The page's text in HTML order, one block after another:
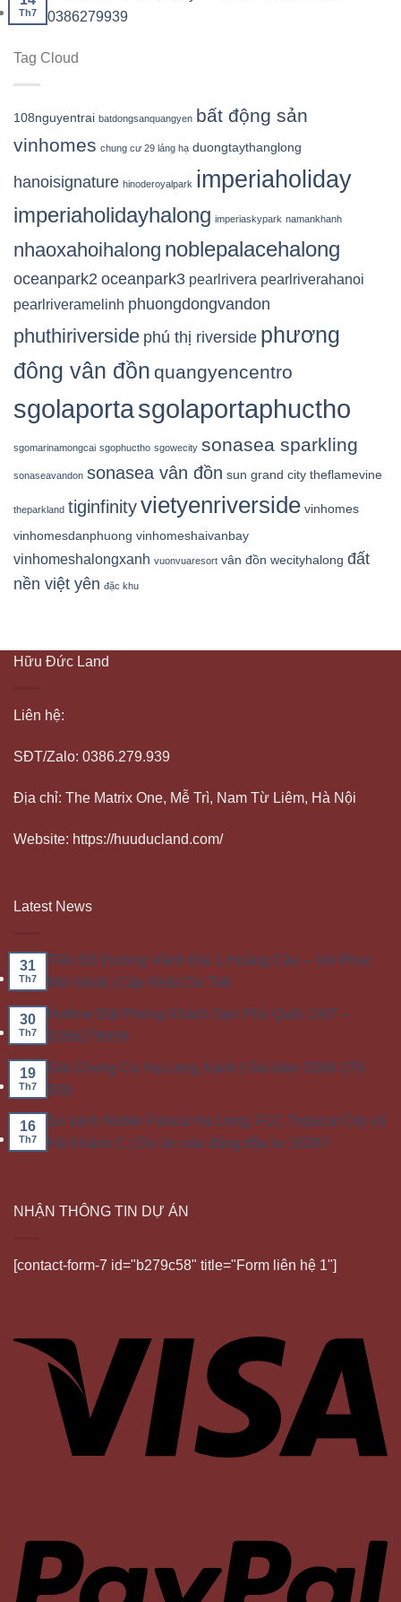
Th7
0386279939
Tag Cloud
108nguyentrai batdongsanquangyen bất động sản
vinhomes chung cư 29 láng hạ duongtaythanglong
hanoisignature hinoderoyalpark imperiaholiday
imperiaholidayhalong imperiaskypark namankhanh
nhaoxahoihalong noblepalacehalong
oceanpark2 oceanpark3 pearlrivera pearlriverahanoi
pearlriveramelinh phuongdongvandon
phuthiriverside phú thị riverside phương
đông vân đồn quangyencentro
sgolaportasgolaportaphuctho
sgomarinamongcai sgophuctho sgowecity sonasea sparkling
sonaseavandon sonasea vân đồn sun grand city theflamevine
theparkland tiginfinityvietyenriverside vinhomes
vinhomesdanphuong vinhomeshaivanbay
vinhomeshalongxanh vuonvuaresort vân đồn wecityhalong đất
nền việt yên đặc khu
Hữu Đức Land
Liên hệ:
SĐT/Zalo: 0386.279.939
Địa chỉ: The Matrix One, Mễ Trì, Nam Từ Liêm, Hà Nội
Website: https://huuducland.com/
Latest News
31
Th7
Tiến Độ Đường Vành Đai 1 Hoàng Cầu – Voi Phục
Mới Nhất | Cập Nhật Chi Tiết
30
Th7
Hotline Đặt Phòng Khách Sạn Phú Quốc 24/7 –
0386279939
19
Th7
Giá Chung Cư Hạ Long Xanh | Giá bán: 0386 279
939
16
Th7
So sánh Noble Palace Hạ Long, FLC Tropical City và
Hà Khánh C | Dự án nào đáng đầu tư 2026?
NHẬN THÔNG TIN DỰ ÁN
[contact-form-7 id="b279c58" title="Form liên hệ 1"]